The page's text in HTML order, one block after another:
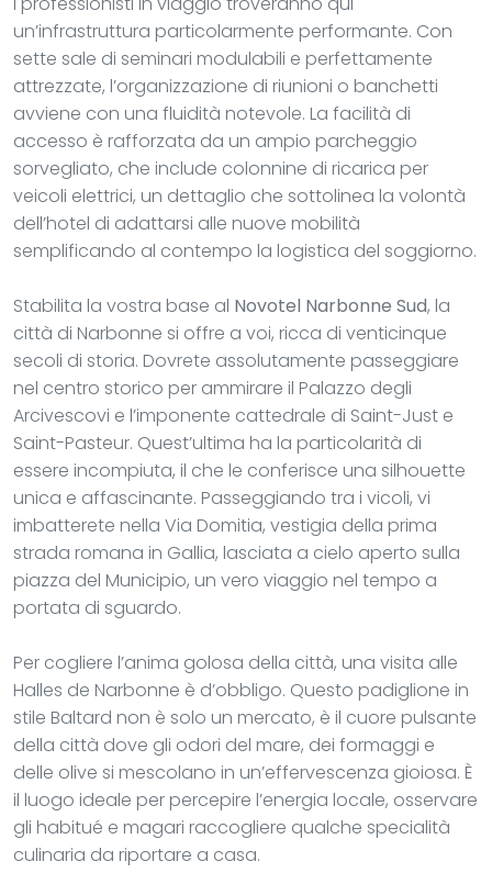
un’infrastruttura particolarmente performante. Con
sette sale di seminari modulabili e perfettamente
attrezzate, l’organizzazione di riunioni o banchetti
avviene con una fluidità notevole. La facilità di
accesso è rafforzata da un ampio parcheggio
sorvegliato, che include colonnine di ricarica per
veicoli elettrici, un dettaglio che sottolinea la volontà
dell’hotel di adattarsi alle nuove mobilità
semplificando al contempo la logistica del soggiorno.
Stabilita la vostra base al Novotel Narbonne Sud, la
città di Narbonne si offre a voi, ricca di venticinque
secoli di storia. Dovrete assolutamente passeggiare
nel centro storico per ammirare il Palazzo degli
Arcivescovi e l’imponente cattedrale di Saint-Just e
Saint-Pasteur. Quest’ultima ha la particolarità di
essere incompiuta, il che le conferisce una silhouette
unica e affascinante. Passeggiando tra i vicoli, vi
imbatterete nella Via Domitia, vestigia della prima
strada romana in Gallia, lasciata a cielo aperto sulla
piazza del Municipio, un vero viaggio nel tempo a
portata di sguardo.
Per cogliere l’anima golosa della città, una visita alle
Halles de Narbonne è d’obbligo. Questo padiglione in
stile Baltard non è solo un mercato, è il cuore pulsante
della città dove gli odori del mare, dei formaggi e
delle olive si mescolano in un’effervescenza gioiosa. È
il luogo ideale per percepire l’energia locale, osservare
gli habitué e magari raccogliere qualche specialità
culinaria da riportare a casa.